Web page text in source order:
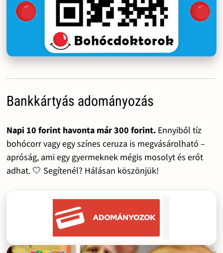
Bankkártyás adományozás
Napi 10 forint havonta már 300 forint.Ennyiből tíz
bohócorr vagy egy színes ceruza is megvásárolható –
apróság, ami egy gyermeknek mégis mosolyt és erőt
adhat. 🤍 Segítenél? Hálásan köszönjük!